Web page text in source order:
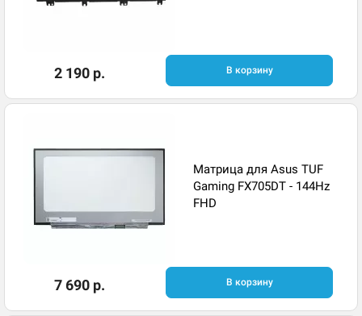
2 190 р. В корзину
Матрица для Asus TUF
Gaming FX705DT - 144Hz
FHD
7 690 р. В корзину